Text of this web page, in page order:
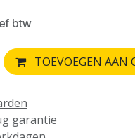
btw
TOEVOEGEN AAN
garantie